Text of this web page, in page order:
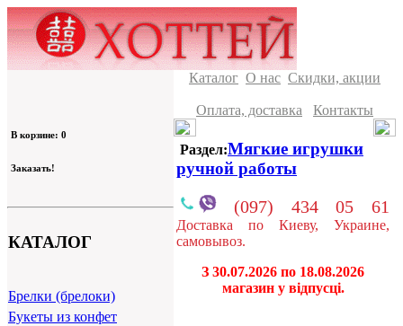
В корзине: 0
Заказать!
КАТАЛОГ
Брелки (брелоки)
Букеты из конфет
Каталог О нас Скидки, акции
Оплата, доставка Контакты
Раздел:Мягкие игрушки
ручной работы
(097) 434 05 61
Доставка по Киеву, Украине,
самовывоз.
З 30.07.2026 по 18.08.2026
магазин у відпусці.